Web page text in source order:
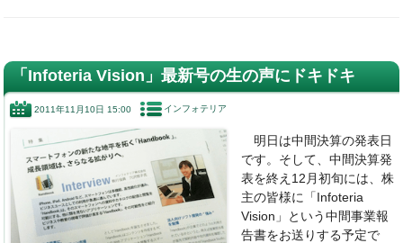
「Infoteria Vision」最新号の生の声にドキドキ
2011年11月10日 15:00 インフォテリア
明日は中間決算の発表日
です。そして、中間決算発
表を終え12月初旬には、株
主の皆様に「Infoteria
Vision」という中間事業報
告書をお送りする予定で